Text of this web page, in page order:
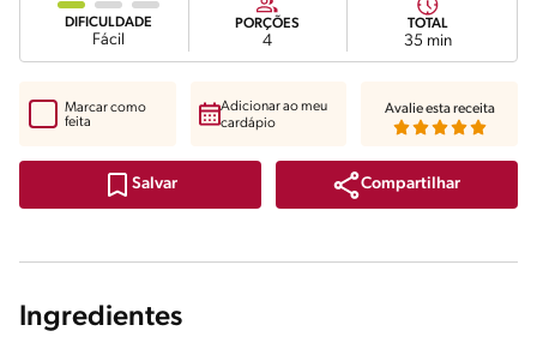
DIFICULDADE
Fácil
PORÇÕES
4
TOTAL
35 min
Salvar Compartilhar
Marcar como
feita
Adicionar ao meu
cardápio
Avalie esta receita
Ingredientes